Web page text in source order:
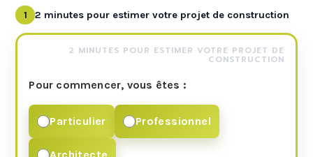
1 2 minutes pour estimer votre projet de construction
2 MINUTES POUR ESTIMER VOTRE PROJET DE
CONSTRUCTION
Pour commencer, vous êtes :
Particulier Professionnel